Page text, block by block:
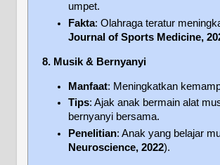
umpet.
Fakta: Olahraga teratur
Journal of Sports Medicine,
8. Musik & Bernyanyi
Manfaat: Meningkatkan
Tips: Ajak anak bermain alat
bernyanyi bersama.
Penelitian: Anak yang belajar
Neuroscience, 2022).